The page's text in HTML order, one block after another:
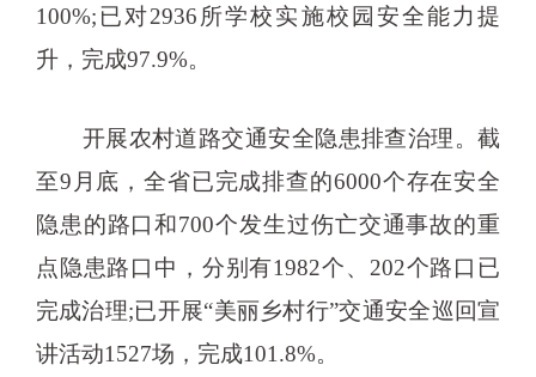
100%;已对2936所学校实施校园安全能力提
升，完成97.9%。
开展农村道路交通安全隐患排查治理。截
至9月底，全省已完成排查的6000个存在安全
隐患的路口和700个发生过伤亡交通事故的重
点隐患路口中，分别有1982个、202个路口已
完成治理;已开展“美丽乡村行”交通安全巡回宣
讲活动1527场，完成101.8%。